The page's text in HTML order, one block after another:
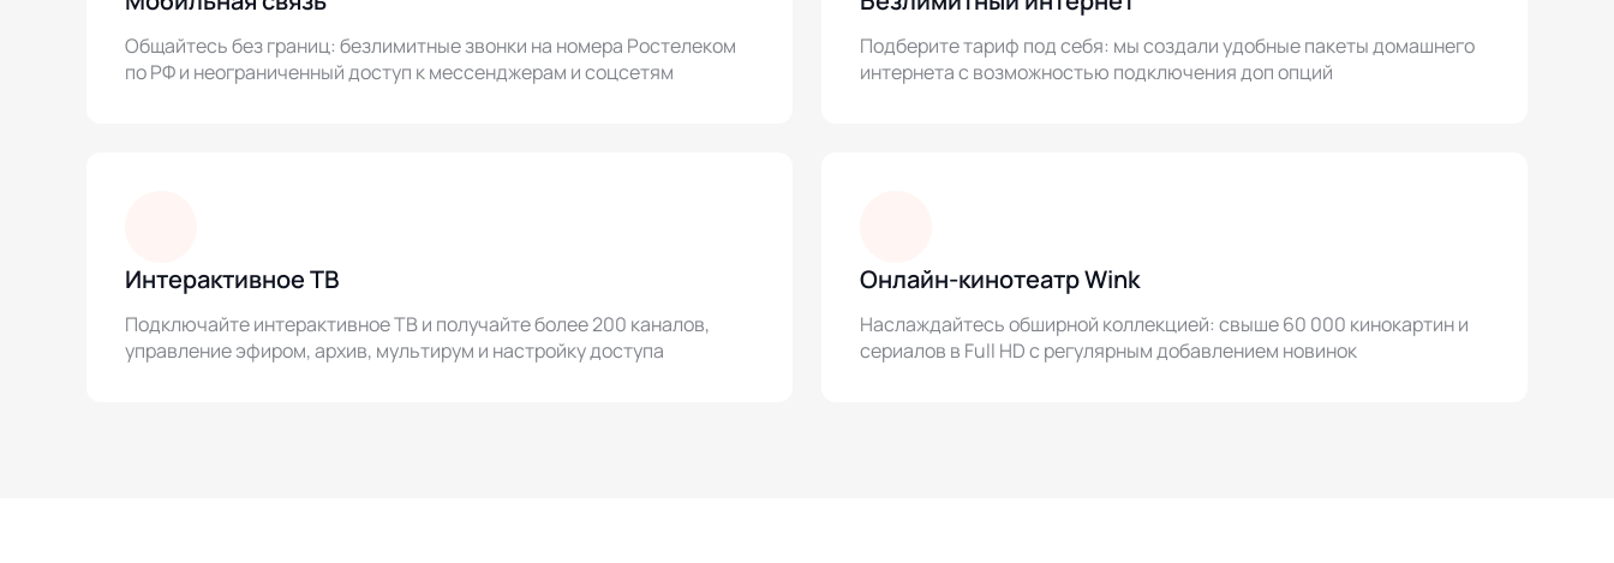
Общайтесь без границ: безлимитные звонки на номера Ростелеком
по РФ и неограниченный доступ к мессенджерам и соцсетям
Подберите тариф под себя: мы создали удобные пакеты домашнего
интернета с возможностью подключения доп опций
Интерактивное ТВ
Подключайте интерактивное ТВ и получайте более 200 каналов,
управление эфиром, архив, мультирум и настройку доступа
Онлайн-кинотеатр Wink
Наслаждайтесь обширной коллекцией: свыше 60 000 кинокартин и
сериалов в Full HD с регулярным добавлением новинок